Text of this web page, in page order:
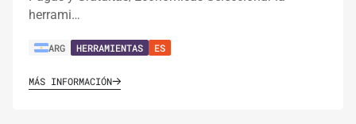
herrami…
ARG HERRAMIENTAS ES
MÁS INFORMACIÓN